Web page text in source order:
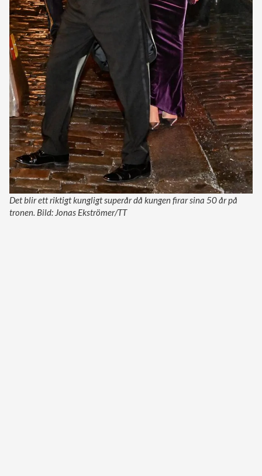
Det blir ett riktigt kungligt superår då kungen firar sina 50 år på
tronen. Bild: Jonas Ekströmer/TT